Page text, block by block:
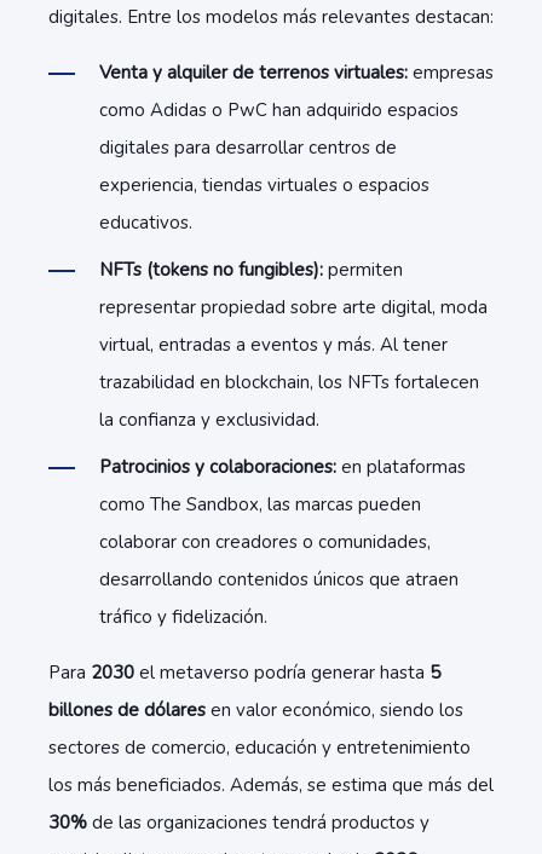
digitales. Entre los modelos más relevantes destacan:
Venta y alquiler de terrenos virtuales: empresas
como Adidas o PwC han adquirido espacios
digitales para desarrollar centros de
experiencia, tiendas virtuales o espacios
educativos.
NFTs (tokens no fungibles): permiten
representar propiedad sobre arte digital, moda
virtual, entradas a eventos y más. Al tener
trazabilidad en blockchain, los NFTs fortalecen
la confianza y exclusividad.
Patrocinios y colaboraciones: en plataformas
como The Sandbox, las marcas pueden
colaborar con creadores o comunidades,
desarrollando contenidos únicos que atraen
tráfico y fidelización.
Para 2030 el metaverso podría generar hasta 5
billones de dólares en valor económico, siendo los
sectores de comercio, educación y entretenimiento
los más beneficiados. Además, se estima que más del
30% de las organizaciones tendrá productos y